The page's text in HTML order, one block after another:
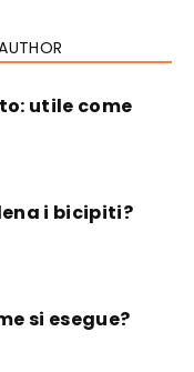
utile come
i bicipiti?
si esegue?